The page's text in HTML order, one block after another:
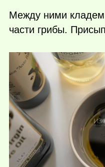
Между ними
части грибы.